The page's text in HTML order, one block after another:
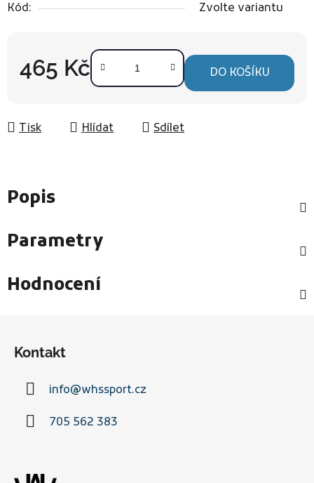
Kód:
Zvolte variantu
465 Kč DO KOŠÍKU
Tisk Hlídat Sdílet
Popis
Parametry
Hodnocení
Kontakt
info@whssport.cz
705 562 383